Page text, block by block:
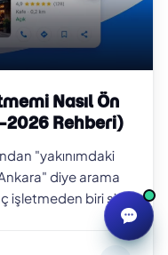
Nasıl Ön
Rehberi)
"yakınımdaki
diye arama
işletmeden biri siz